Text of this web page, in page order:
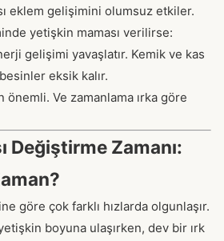
eklem gelişimini olumsuz etkiler.
yetişkin maması verilirse:
gelişimi yavaşlatır. Kemik ve kas
eksik kalır.
önemli. Ve zamanlama ırka göre
Değiştirme Zamanı:
göre çok farklı hızlarda olgunlaşır.
boyuna ulaşırken, dev bir ırk